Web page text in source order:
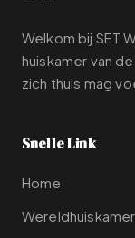
Welkom bij SET
huiskamer van
zich thuis mag
Snelle Link
Home
Wereldhuiskamer